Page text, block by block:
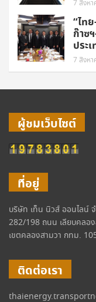
7 สิงห
“ไท
ก๊าซ
ประ
7 สิงห
ผู้ชมเว็บไซต์
ที่อยู่
บริษัท เท็น นิวส์ ออนไลน์
282/198 ถนน เลียบคลอ
เขตคลองสามวา กทม.
ติดต่อเรา